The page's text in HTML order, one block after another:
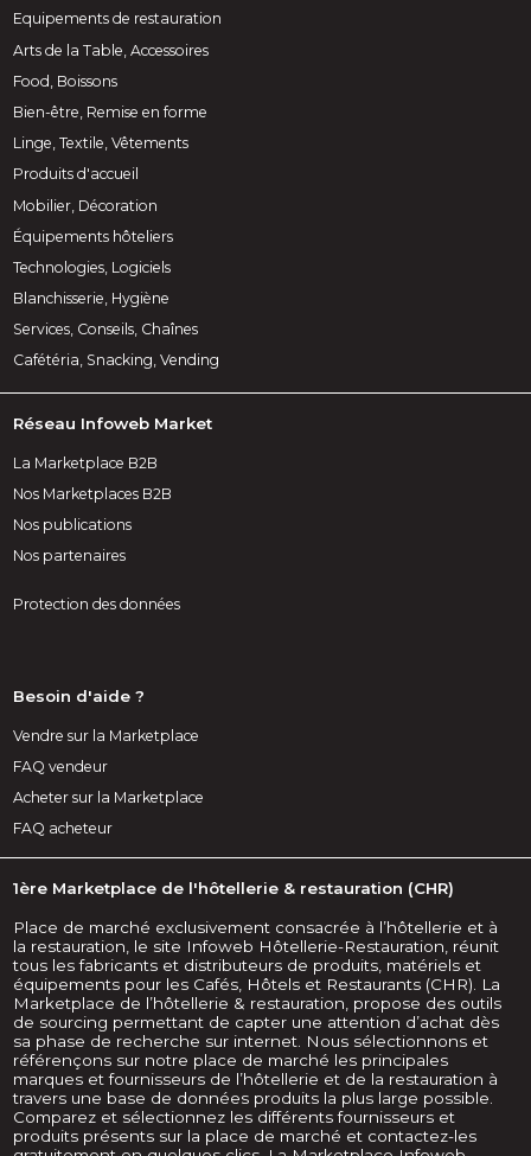
Equipements de restauration
Arts de la Table, Accessoires
Food, Boissons
Bien-être, Remise en forme
Linge, Textile, Vêtements
Produits d'accueil
Mobilier, Décoration
Équipements hôteliers
Technologies, Logiciels
Blanchisserie, Hygiène
Services, Conseils, Chaînes
Cafétéria, Snacking, Vending
Réseau Infoweb Market
La Marketplace B2B
Nos Marketplaces B2B
Nos publications
Nos partenaires
Protection des données
Besoin d'aide ?
Vendre sur la Marketplace
FAQ vendeur
Acheter sur la Marketplace
FAQ acheteur
1ère Marketplace de l'hôtellerie & restauration (CHR)
Place de marché exclusivement consacrée à l’hôtellerie et à
la restauration, le site Infoweb Hôtellerie-Restauration, réunit
tous les fabricants et distributeurs de produits, matériels et
équipements pour les Cafés, Hôtels et Restaurants (CHR). La
Marketplace de l’hôtellerie & restauration, propose des outils
de sourcing permettant de capter une attention d’achat dès
sa phase de recherche sur internet. Nous sélectionnons et
référençons sur notre place de marché les principales
marques et fournisseurs de l’hôtellerie et de la restauration à
travers une base de données produits la plus large possible.
Comparez et sélectionnez les différents fournisseurs et
produits présents sur la place de marché et contactez-les